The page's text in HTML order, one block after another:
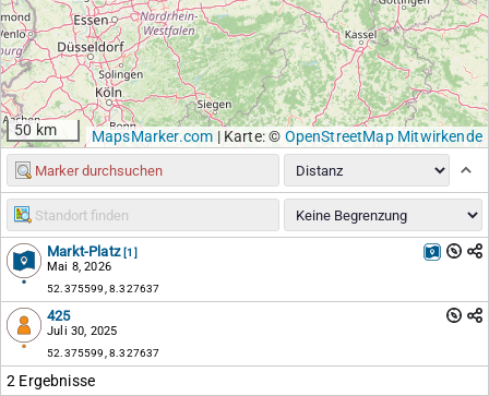
50 km MapsMarker.com |Karte: © OpenStreetMap Mitwirkende
Markt-Platz [1]
Mai 8, 2026
52.375599, 8.327637
425
Juli 30, 2025
52.375599, 8.327637
2 Ergebnisse